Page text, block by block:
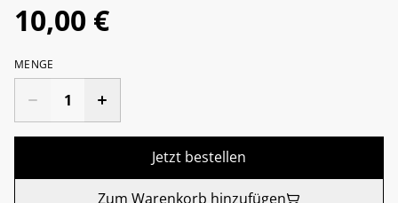
10,00 €
MENGE
Jetzt bestellen
Zum Warenkorb hinzufügen